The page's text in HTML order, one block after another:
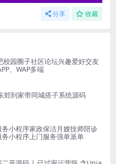
分享 收藏
校园圈子社区论坛兴趣爱好交友
、WAP多端
郊到家带同城搭子系统源码
小程序家政保洁月嫂技师陪诊
小程序上门服务强单派单